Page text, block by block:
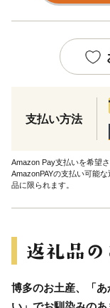
支払い方法
Amazon Pay支払いを希望
AmazonPAYの支払い可能
品に限られます。
博多のお土産、「